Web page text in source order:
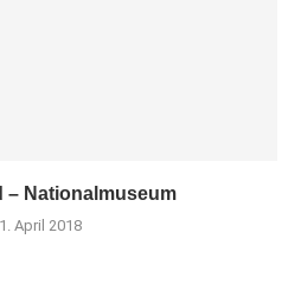
– Nationalmuseum
April 2018